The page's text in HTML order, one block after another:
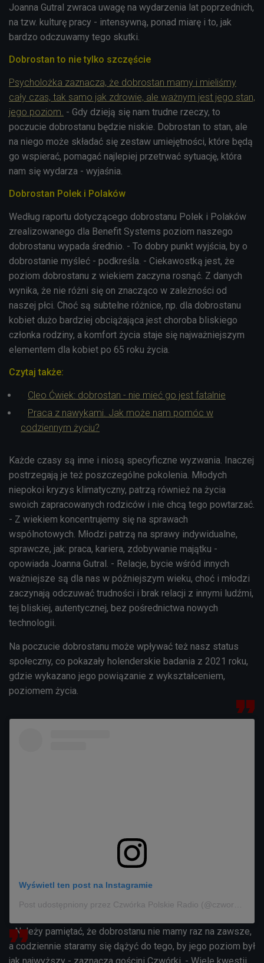
Joanna Gutral zwraca uwagę na wydarzenia lat poprzednich,
na tzw. kulturę pracy - intensywną, ponad miarę i to, jak
bardzo odczuwamy tego skutki.
Dobrostan to nie tylko szczęście
Psycholożka zaznacza, że dobrostan mamy i mieliśmy
cały czas, tak samo jak zdrowie, ale ważnym jest jego stan,
jego poziom. - Gdy dzieją się nam trudne rzeczy, to
poczucie dobrostanu będzie niskie. Dobrostan to stan, ale
na niego może składać się zestaw umiejętności, które będą
go wspierać, pomagać najlepiej przetrwać sytuację, która
nam się wydarza - wyjaśnia.
Dobrostan Polek i Polaków
Według raportu dotyczącego dobrostanu Polek i Polaków
zrealizowanego dla Benefit Systems poziom naszego
dobrostanu wypada średnio. - To dobry punkt wyjścia, by o
dobrostanie myśleć - podkreśla. - Ciekawostką jest, że
poziom dobrostanu z wiekiem zaczyna rosnąć. Z danych
wynika, że nie różni się on znacząco w zależności od
naszej płci. Choć są subtelne różnice, np. dla dobrostanu
kobiet dużo bardziej obciążająca jest choroba bliskiego
członka rodziny, a komfort życia staje się najważniejszym
elementem dla kobiet po 65 roku życia.
Czytaj także:
Cleo Ćwiek: dobrostan - nie mieć go jest fatalnie
Praca z nawykami. Jak może nam pomóc w
codziennym życiu?
Każde czasy są inne i niosą specyficzne wyzwania. Inaczej
postrzegają je też poszczególne pokolenia. Młodych
niepokoi kryzys klimatyczny, patrzą również na życia
swoich zapracowanych rodziców i nie chcą tego powtarzać.
- Z wiekiem koncentrujemy się na sprawach
wspólnotowych. Młodzi patrzą na sprawy indywidualne,
sprawcze, jak: praca, kariera, zdobywanie majątku -
opowiada Joanna Gutral. - Relacje, bycie wśród innych
ważniejsze są dla nas w późniejszym wieku, choć i młodzi
zaczynają odczuwać trudności i brak relacji z innymi ludźmi,
tej bliskiej, autentycznej, bez pośrednictwa nowych
technologii.
Na poczucie dobrostanu może wpływać też nasz status
społeczny, co pokazały holenderskie badania z 2021 roku,
gdzie wykazano jego powiązanie z wykształceniem,
poziomem życia.
Wyświetl ten post na Instagramie
- Należy pamiętać, że dobrostanu nie mamy raz na zawsze,
a codziennie staramy się dążyć do tego, by jego poziom był